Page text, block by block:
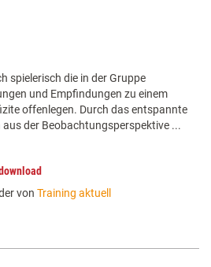
spielerisch die in der Gruppe
und Empfindungen zu einem
offenlegen. Durch das entspannte
der Beobachtungsperspektive ...
von Training aktuell